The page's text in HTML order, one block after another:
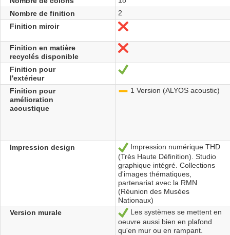
Nombre de finition
2
Finition miroir
No
Finition en matière
recyclés disponible
No
Finition pour
l'extérieur
Yes
Finition pour
amélioration
acoustique
1 Version (ALYOS acoustic)
Impression design Yes
Impression numérique THD
(Très Haute Définition). Studio
graphique intégré. Collections
d'images thématiques,
partenariat avec la RMN
(Réunion des Musées
Nationaux)
Version murale
Yes
Les systèmes se mettent en
oeuvre aussi bien en plafond
qu'en mur ou en rampant.